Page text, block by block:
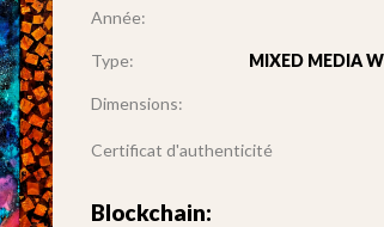
Année:
Type: MIXED MEDIA
Dimensions:
Certificat d'authenticité
Blockchain: